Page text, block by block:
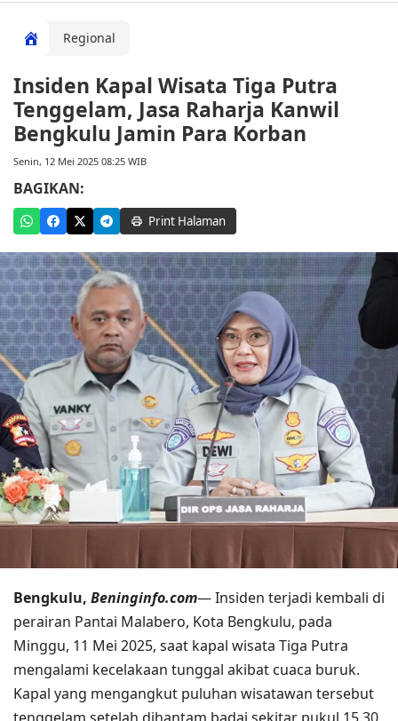
Regional
Insiden Kapal Wisata Tiga Putra
Tenggelam, Jasa Raharja Kanwil
Bengkulu Jamin Para Korban
Senin, 12 Mei 2025 08:25 WIB
BAGIKAN:
Print Halaman
Bengkulu, Beninginfo.com— Insiden terjadi kembali di
perairan Pantai Malabero, Kota Bengkulu, pada
Minggu, 11 Mei 2025, saat kapal wisata Tiga Putra
mengalami kecelakaan tunggal akibat cuaca buruk.
Kapal yang mengangkut puluhan wisatawan tersebut
tenggelam setelah dihantam badai sekitar pukul 15.30